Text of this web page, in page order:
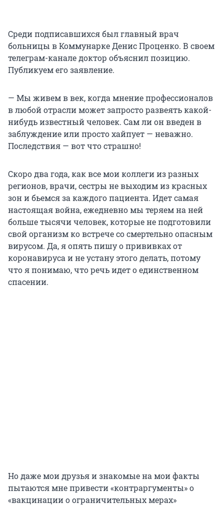
Среди подписавшихся был главный врач
больницы в Коммунарке Денис Проценко. В своем
телеграм-канале доктор объяснил позицию.
Публикуем его заявление.
— Мы живем в век, когда мнение профессионалов
в любой отрасли может запросто развеять какой-
нибудь известный человек. Сам ли он введен в
заблуждение или просто хайпует — неважно.
Последствия — вот что страшно!
Скоро два года, как все мои коллеги из разных
регионов, врачи, сестры не выходим из красных
зон и бьемся за каждого пациента. Идет самая
настоящая война, ежедневно мы теряем на ней
больше тысячи человек, которые не подготовили
свой организм ко встрече со смертельно опасным
вирусом. Да, я опять пишу о прививках от
коронавируса и не устану этого делать, потому
что я понимаю, что речь идет о единственном
спасении.
Но даже мои друзья и знакомые на мои факты
пытаются мне привести «контраргументы» о
«вакцинации о ограничительных мерах»